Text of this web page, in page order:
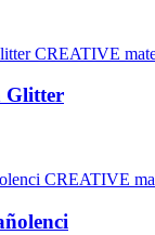
Glitter